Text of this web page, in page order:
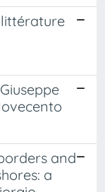
littérature
and
a